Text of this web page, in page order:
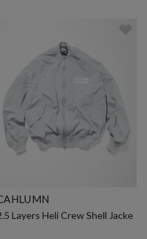
Layers Heli Crew Shell Jacke